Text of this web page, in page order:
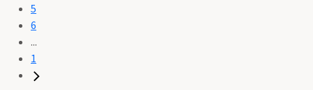
5
6
...
1